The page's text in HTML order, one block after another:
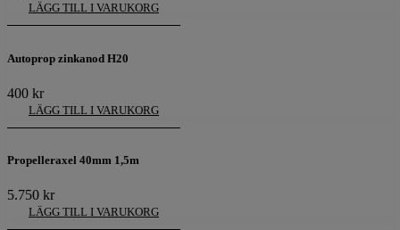
LÄGG TILL I VARUKORG
Autoprop zinkanod H20
400 kr
LÄGG TILL I VARUKORG
Propelleraxel 40mm 1,5m
5.750 kr
LÄGG TILL I VARUKORG